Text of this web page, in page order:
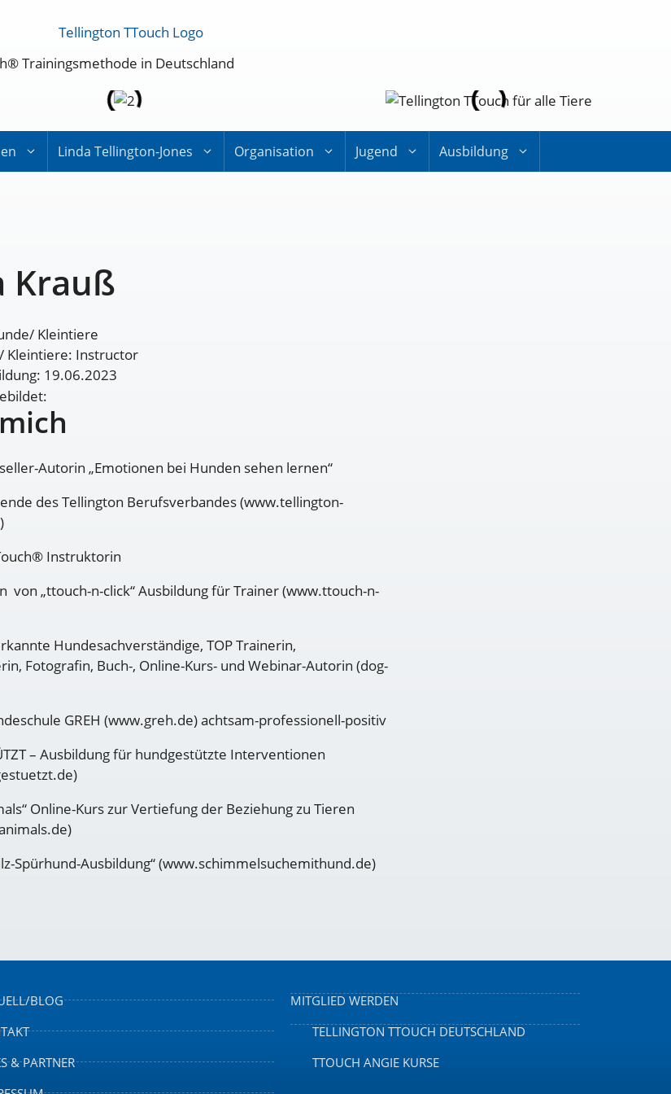
Trainingsmethode in Deutschland
Linda Tellington-Jones Organisation Jugend Ausbildung
Krauß
Kleintiere
Kleintiere: Instructor
19.06.2023
Autorin „Emotionen bei Hunden sehen lernen“
des Tellington Berufsverbandes (www.tellington-
Instruktorin
von „ttouch-n-click“ Ausbildung für Trainer (www.ttouch-n-
Hundesachverständige, TOP Trainerin,
Fotografin, Buch-, Online-Kurs- und Webinar-Autorin (dog-
GREH (www.greh.de) achtsam-professionell-positiv
– Ausbildung für hundgestützte Interventionen
Online-Kurs zur Vertiefung der Beziehung zu Tieren
Spürhund-Ausbildung“ (www.schimmelsuchemithund.de)
BLOG
& PARTNER
MITGLIED WERDEN
TELLINGTON TTOUCH DEUTSCHLAND
TTOUCH ANGIE KURSE